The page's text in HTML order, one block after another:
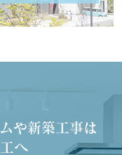
や新築工事は
へ